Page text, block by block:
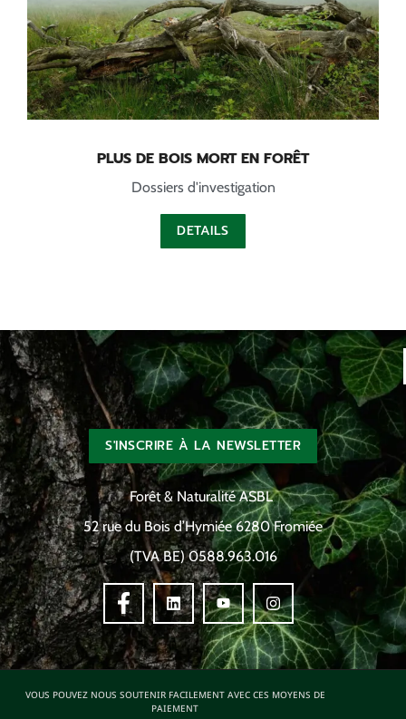
PLUS DE BOIS MORT EN FORÊT
Dossiers d'investigation
DETAILS
S'INSCRIRE À LA NEWSLETTER
Forêt & Naturalité ASBL
52 rue du Bois d’Hymiée 6280 Fromiée
(TVA BE) 0588.963.016
VOUS POUVEZ NOUS SOUTENIR FACILEMENT AVEC CES MOYENS DE
PAIEMENT